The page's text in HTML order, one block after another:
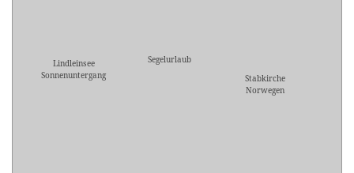
Lindleinsee
Sonnenuntergang
Segelurlaub
Stabkirche
Norwegen